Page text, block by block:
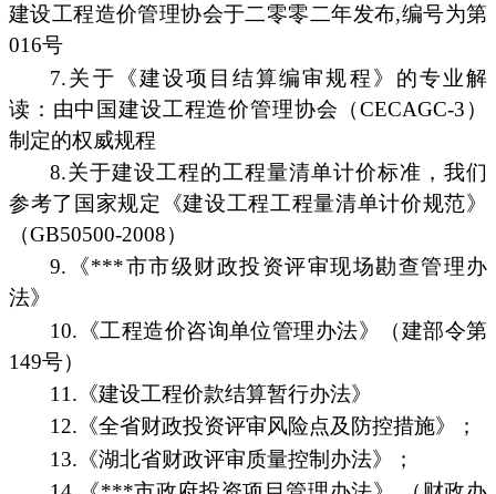
建设工程造价管理协会于二零零二年发布,编号为第
016号
7.关于《建设项目结算编审规程》的专业解
读：由中国建设工程造价管理协会（CECAGC-3）
制定的权威规程
8.关于建设工程的工程量清单计价标准，我们
参考了国家规定《建设工程工程量清单计价规范》
（GB50500-2008）
9.《***市市级财政投资评审现场勘查管理办
法》
10.《工程造价咨询单位管理办法》（建部令第
149号）
11.《建设工程价款结算暂行办法》
12.《全省财政投资评审风险点及防控措施》；
13.《湖北省财政评审质量控制办法》；